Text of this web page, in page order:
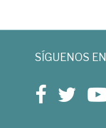
SÍGUENOS EN